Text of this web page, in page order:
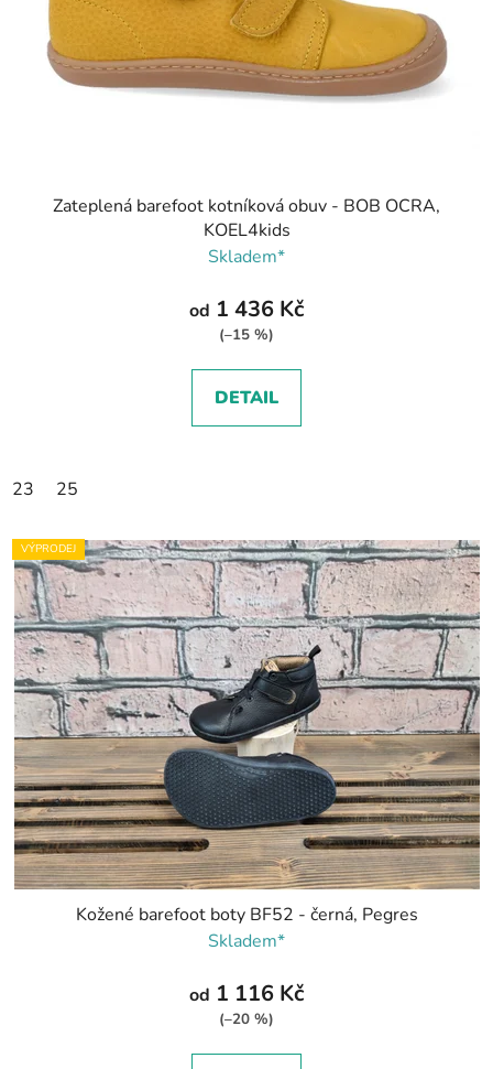
Zateplená barefoot kotníková obuv - BOB OCRA,
KOEL4kids
Skladem*
od 1 436 Kč
(–15 %)
DETAIL
23 25
VÝPRODEJ
Kožené barefoot boty BF52 - černá, Pegres
Skladem*
od 1 116 Kč
(–20 %)